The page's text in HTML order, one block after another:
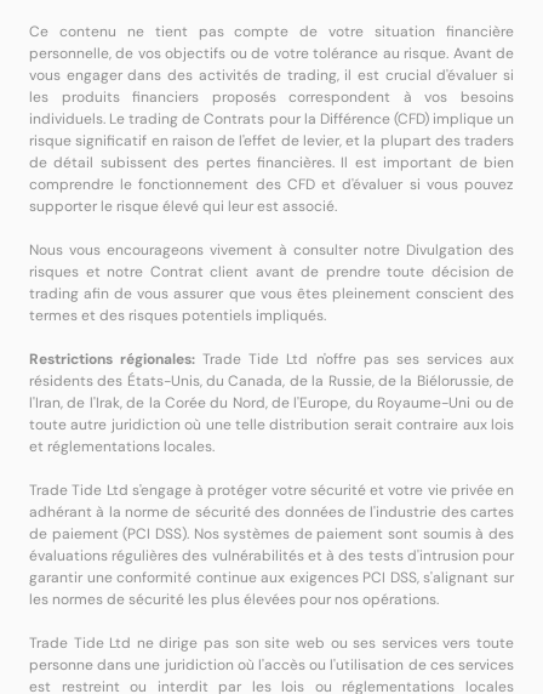
Ce contenu ne tient pas compte de votre situation financière
personnelle, de vos objectifs ou de votre tolérance au risque. Avant de
vous engager dans des activités de trading, il est crucial d'évaluer si
les produits financiers proposés correspondent à vos besoins
individuels. Le trading de Contrats pour la Différence (CFD) implique un
risque significatif en raison de l'effet de levier, et la plupart des traders
de détail subissent des pertes financières. Il est important de bien
comprendre le fonctionnement des CFD et d'évaluer si vous pouvez
supporter le risque élevé qui leur est associé.
Nous vous encourageons vivement à consulter notre Divulgation des
risques et notre Contrat client avant de prendre toute décision de
trading afin de vous assurer que vous êtes pleinement conscient des
termes et des risques potentiels impliqués.
Restrictions régionales: Trade Tide Ltd n'offre pas ses services aux
résidents des États-Unis, du Canada, de la Russie, de la Biélorussie, de
l'Iran, de l'Irak, de la Corée du Nord, de l'Europe, du Royaume-Uni ou de
toute autre juridiction où une telle distribution serait contraire aux lois
et réglementations locales.
Trade Tide Ltd s'engage à protéger votre sécurité et votre vie privée en
adhérant à la norme de sécurité des données de l'industrie des cartes
de paiement (PCI DSS). Nos systèmes de paiement sont soumis à des
évaluations régulières des vulnérabilités et à des tests d'intrusion pour
garantir une conformité continue aux exigences PCI DSS, s'alignant sur
les normes de sécurité les plus élevées pour nos opérations.
Trade Tide Ltd ne dirige pas son site web ou ses services vers toute
personne dans une juridiction où l'accès ou l'utilisation de ces services
est restreint ou interdit par les lois ou réglementations locales